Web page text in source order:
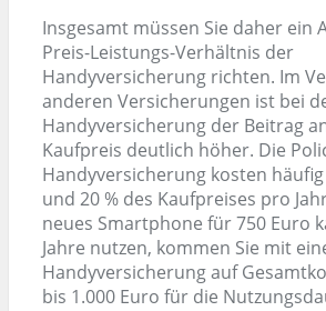
Insgesamt müssen Sie daher ein
Preis-Leistungs-Verhältnis der
Handyversicherung richten. Im
anderen Versicherungen ist bei
Handyversicherung der Beitrag
Kaufpreis deutlich höher. Die
Handyversicherung kosten
und 20 % des Kaufpreises pro
neues Smartphone für 750 Euro
Jahre nutzen, kommen Sie mit
Handyversicherung auf
bis 1.000 Euro für die